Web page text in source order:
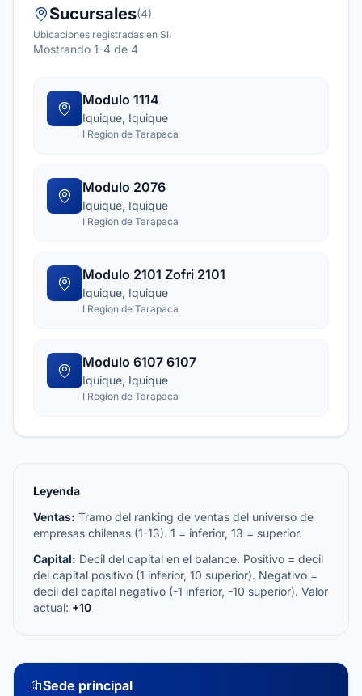
Sucursales(4)
Ubicaciones registradas en SII
Mostrando 1-4 de 4
Modulo 1114
Iquique, Iquique
I Region de Tarapaca
Modulo 2076
Iquique, Iquique
I Region de Tarapaca
Modulo 2101 Zofri 2101
Iquique, Iquique
I Region de Tarapaca
Modulo 6107 6107
Iquique, Iquique
I Region de Tarapaca
Leyenda
Ventas: Tramo del ranking de ventas del universo de
empresas chilenas (1-13). 1 = inferior, 13 = superior.
Capital: Decil del capital en el balance. Positivo = decil
del capital positivo (1 inferior, 10 superior). Negativo =
decil del capital negativo (-1 inferior, -10 superior). Valor
actual: +10
Sede principal